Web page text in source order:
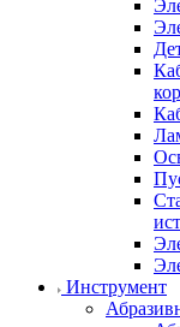
Инструмент